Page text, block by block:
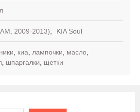
2009-2013) KIA Soul
киа лампочки масло
шпаргалки щетки